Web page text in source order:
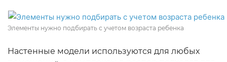
Элементы нужно подбирать с учетом возраста ребенка
Настенные модели используются для любых